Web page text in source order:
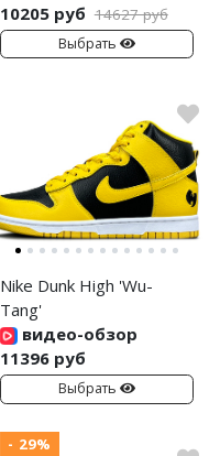
10205 руб 14627 руб
Выбрать
Nike Dunk High 'Wu-
Tang'
видео-обзор
11396 руб
Выбрать
- 29%